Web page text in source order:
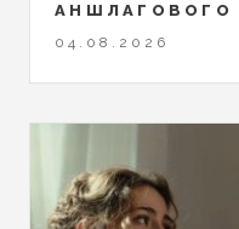
04.08.2026